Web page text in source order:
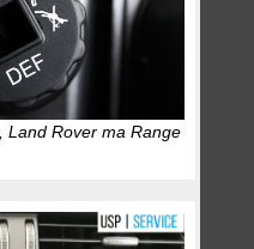
Land Rover та Range